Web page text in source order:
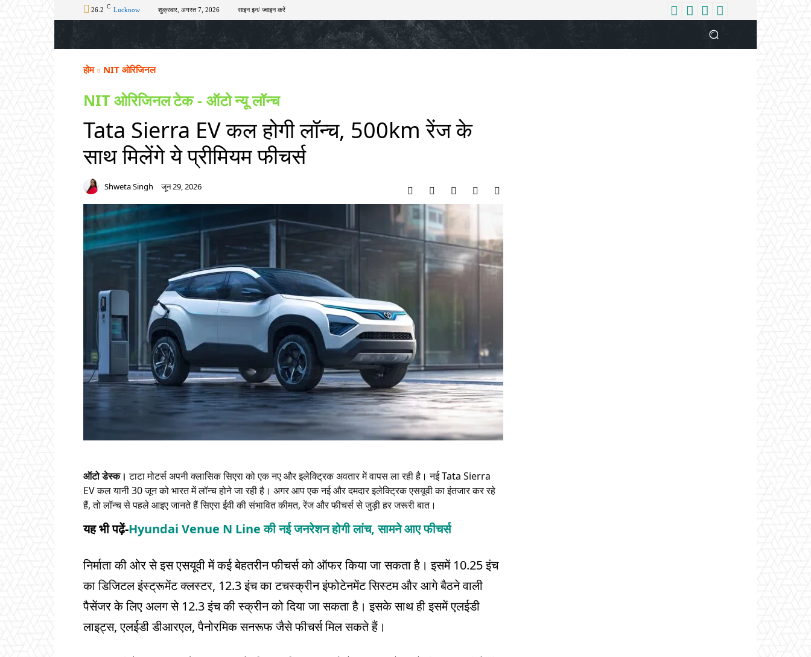
26.2 C Lucknow शुक्रवार, अगस्त 7, 2026 साइन इन/ ज्वाइन करें
अपराध चुनाव खेल टेक – ऑटो राज्य मनोरंजन लाइफस्टाइल बिजनेस आपकी आवाज
होम NIT ओरिजिनल
NIT ओरिजिनलटेक - ऑटोन्यू लॉन्च
Tata Sierra EV कल होगी लॉन्‍च, 500km रेंज के
साथ मिलेंगे ये प्रीमियम फीचर्स
Shweta Singh जून 29, 2026
ऑटो डेस्क।टाटा मोटर्स अपनी क्लासिक सिएरा को एक नए और इलेक्ट्रिक अवतार में वापस ला रही है। नई Tata Sierra
EV कल यानी 30 जून को भारत में लॉन्च होने जा रही है। अगर आप एक नई और दमदार इलेक्ट्रिक एसयूवी का इंतजार कर रहे
हैं, तो लॉन्च से पहले आइए जानते हैं सिएरा ईवी की संभावित कीमत, रेंज और फीचर्स से जुड़ी हर जरूरी बात।
यह भी पढ़ें-Hyundai Venue N Line की नई जनरेशन होगी लांच, सामने आए फीचर्स
निर्माता की ओर से इस एसयूवी में कई बेहतरीन फीचर्स को ऑफर किया जा सकता है। इसमें 10.25 इंच
का डिजिटल इंस्ट्रूमेंट क्लस्टर, 12.3 इंच का टचस्क्रीन इंफोटेनमेंट सिस्टम और आगे बैठने वाली
पैसेंजर के लिए अलग से 12.3 इंच की स्‍क्रीन को दिया जा सकता है। इसके साथ ही इसमें एलईडी
लाइट्स, एलईडी डीआरएल, पैनोरमिक सनरूफ जैसे फीचर्स मिल सकते हैं।